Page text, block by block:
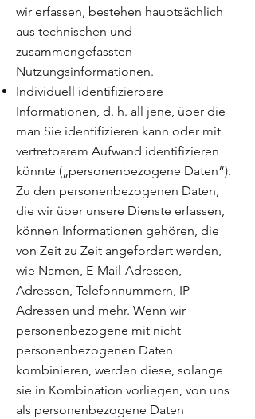
wir erfassen, bestehen hauptsächlich
aus technischen und
zusammengefassten
Nutzungsinformationen.
Individuell identifizierbare
Informationen, d. h. all jene, über die
man Sie identifizieren kann oder mit
vertretbarem Aufwand identifizieren
könnte („personenbezogene Daten“).
Zu den personenbezogenen Daten,
die wir über unsere Dienste erfassen,
können Informationen gehören, die
von Zeit zu Zeit angefordert werden,
wie Namen, E-Mail-Adressen,
Adressen, Telefonnummern, IP-
Adressen und mehr. Wenn wir
personenbezogene mit nicht
personenbezogenen Daten
kombinieren, werden diese, solange
sie in Kombination vorliegen, von uns
als personenbezogene Daten